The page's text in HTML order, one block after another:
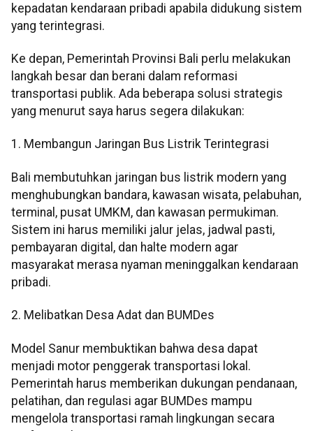
kepadatan kendaraan pribadi apabila didukung sistem
yang terintegrasi.
Ke depan, Pemerintah Provinsi Bali perlu melakukan
langkah besar dan berani dalam reformasi
transportasi publik. Ada beberapa solusi strategis
yang menurut saya harus segera dilakukan:
1. Membangun Jaringan Bus Listrik Terintegrasi
Bali membutuhkan jaringan bus listrik modern yang
menghubungkan bandara, kawasan wisata, pelabuhan,
terminal, pusat UMKM, dan kawasan permukiman.
Sistem ini harus memiliki jalur jelas, jadwal pasti,
pembayaran digital, dan halte modern agar
masyarakat merasa nyaman meninggalkan kendaraan
pribadi.
2. Melibatkan Desa Adat dan BUMDes
Model Sanur membuktikan bahwa desa dapat
menjadi motor penggerak transportasi lokal.
Pemerintah harus memberikan dukungan pendanaan,
pelatihan, dan regulasi agar BUMDes mampu
mengelola transportasi ramah lingkungan secara